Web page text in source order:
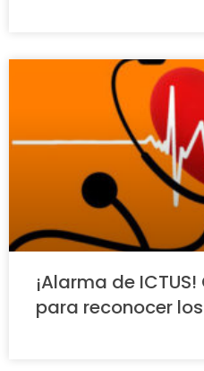
¡Alarma de
para reconocer